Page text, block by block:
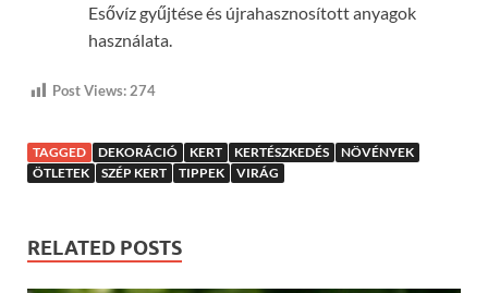
Esővíz gyűjtése és újrahasznosított anyagok
használata.
Post Views:274
TAGGED DEKORÁCIÓ KERT KERTÉSZKEDÉS
NÖVÉNYEK
ÖTLETEK
SZÉP KERT TIPPEK VIRÁG
RELATED POSTS